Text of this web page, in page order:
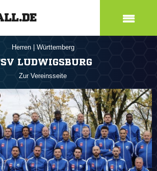
Herren Württemberg
LUDWIGSBURG
Zur Vereinsseite